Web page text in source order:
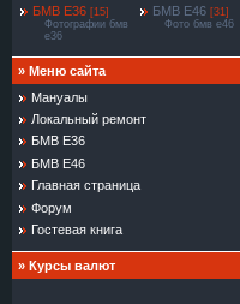
БМВ Е36 [15]
Фотографии бмв
е36
БМВ Е46 [31]
Фото бмв е46
» Меню сайта
Мануалы
Локальный ремонт
БМВ Е36
БМВ Е46
Главная страница
Форум
Гостевая книга
» Курсы валют